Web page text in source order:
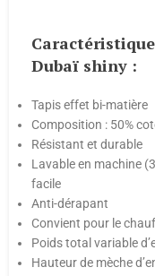
Dubaï shiny :
Tapis effet bi-matière
Composition : 50%
Résistant et durable
Lavable en machine
facile
Anti-dérapant
Convient pour le
Poids total variable
Hauteur de mèche